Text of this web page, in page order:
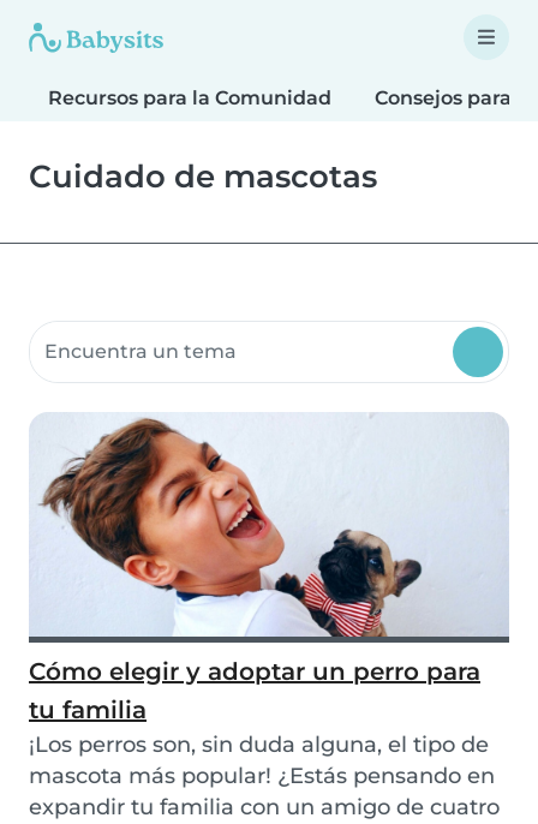
Recursos para la Comunidad Consejos para
Cuidado de mascotas
Buscar recursos para la comunidad
Cómo elegir y adoptar un perro para
tu familia
¡Los perros son, sin duda alguna, el tipo de
mascota más popular! ¿Estás pensando en
expandir tu familia con un amigo de cuatro